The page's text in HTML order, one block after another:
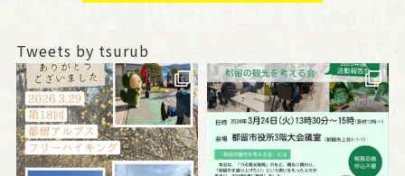
Tweets by tsurub